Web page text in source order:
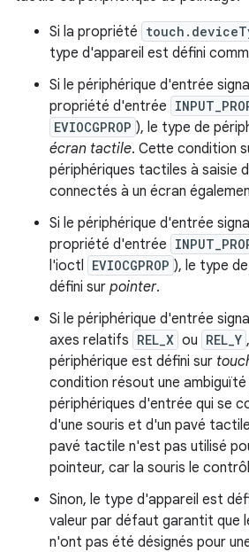
Si la propriété
type d'appareil est défini
Si le périphérique d'entrée
propriété d'entrée
EVIOCGPROP ), le type de
écran tactile. Cette condition
périphériques tactiles à saisie
connectés à un écran
Si le périphérique d'entrée
propriété d'entrée
l'ioctl EVIOCGPROP ), le type
défini sur pointer.
Si le périphérique d'entrée
axes relatifs REL_X ou REL_Y
périphérique est défini sur
condition résout une ambiguïté
périphériques d'entrée qui se
d'une souris et d'un pavé
pavé tactile n'est pas utilisé
pointeur, car la souris le
Sinon, le type d'appareil est
valeur par défaut garantit que
n'ont pas été désignés pour